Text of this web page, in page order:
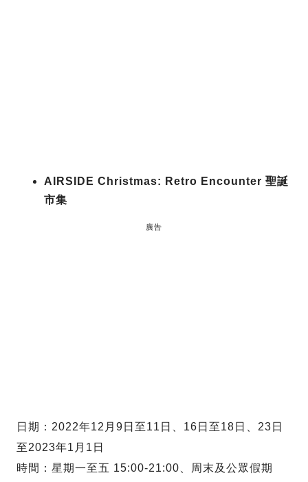
AIRSIDE Christmas: Retro Encounter 聖誕
市集
廣告
日期：2022年12月9日至11日、16日至18日、23日
至2023年1月1日
時間：星期一至五 15:00-21:00、周末及公眾假期